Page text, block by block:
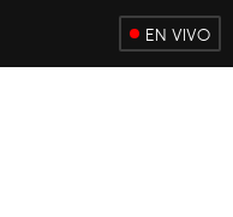
EN VIVO